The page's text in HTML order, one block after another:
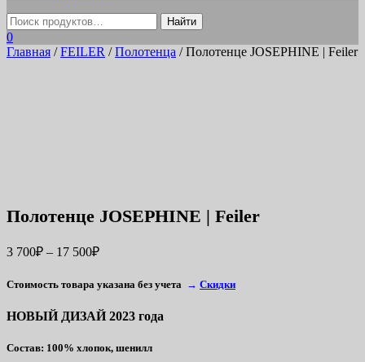
0
Главная /FEILER /Полотенца / Полотенце JOSEPHINE | Feiler
Полотенце JOSEPHINE | Feiler
3 700₽ – 17 500₽
Стоимость товара указана без учета → Скидки
НОВЫЙ ДИЗАЙ 2023 года
Состав: 100% хлопок, шенилл